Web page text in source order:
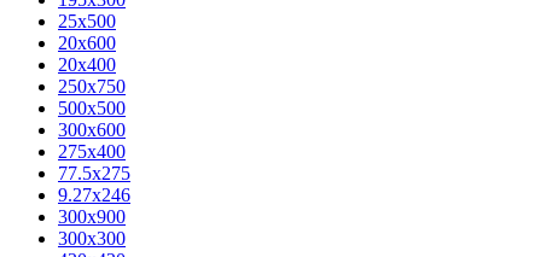
25x500
20х600
20х400
250x750
500x500
300x600
275x400
77.5х275
9.27x246
300x900
300x300